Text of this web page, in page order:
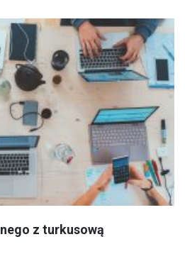
z turkusową